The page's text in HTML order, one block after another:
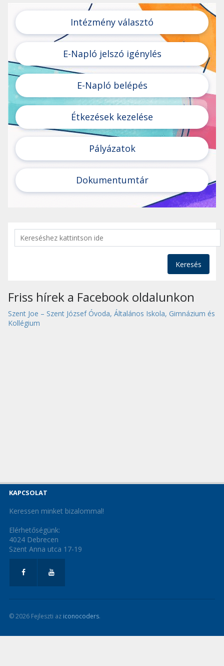
Intézmény választó
E-Napló jelszó igénylés
E-Napló belépés
Étkezések kezelése
Pályázatok
Dokumentumtár
Keresés
Friss hírek a Facebook oldalunkon
Szent Joe – Szent József Óvoda, Általános Iskola, Gimnázium és
Kollégium
KAPCSOLAT
Keressen minket bizalommal!
Elérhetőségünk:
4024 Debrecen
Szent Anna utca 17-19
© 2026 Fejleszti az iconocoders.